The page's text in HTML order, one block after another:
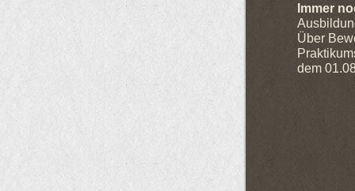
Immer
Über
dem